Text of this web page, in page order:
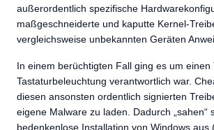
außerordentlich spezifische
maßgeschneiderte und kaputte Kernel-
vergleichsweise unbekannten Geräten
In einem berüchtigten Fall ging es um einen
Tastaturbeleuchtung verantwortlich war.
diesen ansonsten ordentlich signierten
eigene Malware zu laden. Dadurch „sahen“
bedenkenlose Installation von Windows aus